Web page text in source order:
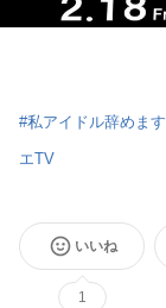
#私アイドル辞めます
エTV
いいね
1